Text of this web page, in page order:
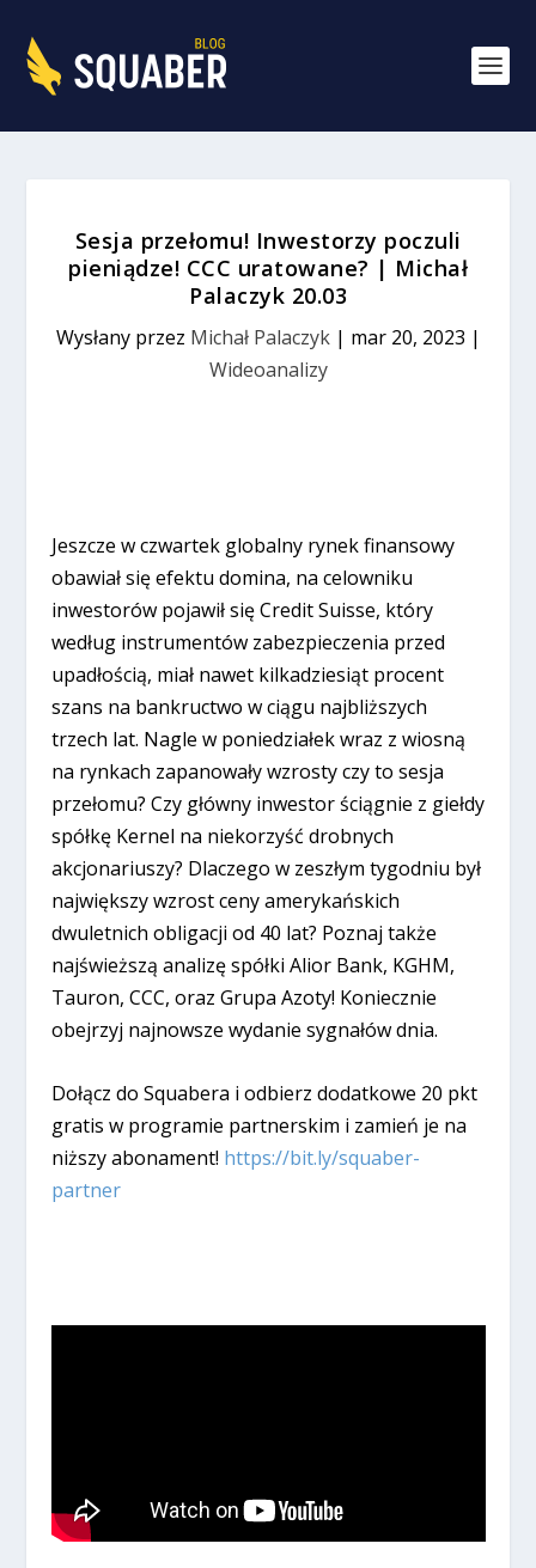
Sesja przełomu! Inwestorzy poczuli
pieniądze! CCC uratowane? | Michał
Palaczyk 20.03
Wysłany przez Michał Palaczyk| mar 20, 2023 |
Wideoanalizy
Jeszcze w czwartek globalny rynek finansowy
obawiał się efektu domina, na celowniku
inwestorów pojawił się Credit Suisse, który
według instrumentów zabezpieczenia przed
upadłością, miał nawet kilkadziesiąt procent
szans na bankructwo w ciągu najbliższych
trzech lat. Nagle w poniedziałek wraz z wiosną
na rynkach zapanowały wzrosty czy to sesja
przełomu? Czy główny inwestor ściągnie z giełdy
spółkę Kernel na niekorzyść drobnych
akcjonariuszy? Dlaczego w zeszłym tygodniu był
największy wzrost ceny amerykańskich
dwuletnich obligacji od 40 lat? Poznaj także
najświeższą analizę spółki Alior Bank, KGHM,
Tauron, CCC, oraz Grupa Azoty! Koniecznie
obejrzyj najnowsze wydanie sygnałów dnia.
Dołącz do Squabera i odbierz dodatkowe 20 pkt
gratis w programie partnerskim i zamień je na
niższy abonament! https://bit.ly/squaber-
partner